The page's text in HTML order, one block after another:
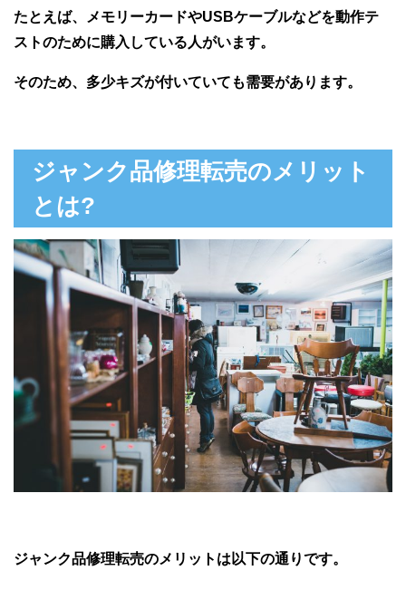
たとえば、メモリーカードやUSBケーブルなどを動作テ
ストのために購入している人がいます。
そのため、多少キズが付いていても需要があります。
ジャンク品修理転売のメリット
とは?
ジャンク品修理転売のメリットは以下の通りです。